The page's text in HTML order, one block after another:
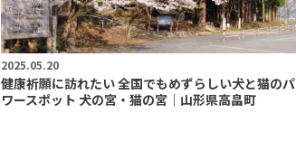
2025.05.20
健康祈願に訪れたい 全国でもめずらしい犬と猫のパ
ワースポット 犬の宮・猫の宮｜山形県高畠町